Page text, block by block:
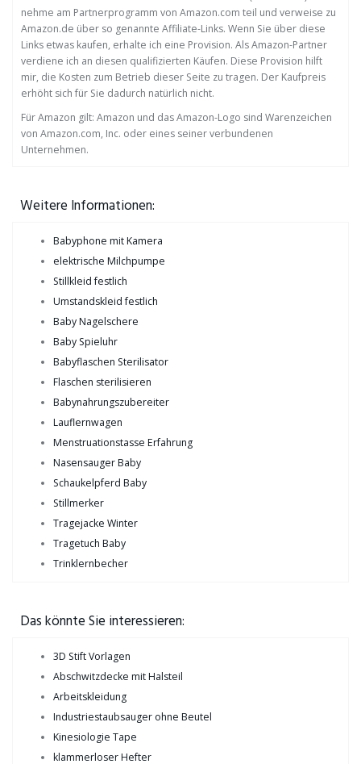
nehme am Partnerprogramm von Amazon.com teil und verweise zu
Amazon.de über so genannte Affiliate-Links. Wenn Sie über diese
Links etwas kaufen, erhalte ich eine Provision. Als Amazon-Partner
verdiene ich an diesen qualifizierten Käufen. Diese Provision hilft
mir, die Kosten zum Betrieb dieser Seite zu tragen. Der Kaufpreis
erhöht sich für Sie dadurch natürlich nicht.
Für Amazon gilt: Amazon und das Amazon-Logo sind Warenzeichen
von Amazon.com, Inc. oder eines seiner verbundenen
Unternehmen.
Weitere Informationen:
Babyphone mit Kamera
elektrische Milchpumpe
Stillkleid festlich
Umstandskleid festlich
Baby Nagelschere
Baby Spieluhr
Babyflaschen Sterilisator
Flaschen sterilisieren
Babynahrungszubereiter
Lauflernwagen
Menstruationstasse Erfahrung
Nasensauger Baby
Schaukelpferd Baby
Stillmerker
Tragejacke Winter
Tragetuch Baby
Trinklernbecher
Das könnte Sie interessieren:
3D Stift Vorlagen
Abschwitzdecke mit Halsteil
Arbeitskleidung
Industriestaubsauger ohne Beutel
Kinesiologie Tape
klammerloser Hefter